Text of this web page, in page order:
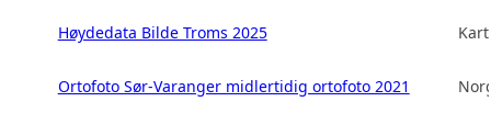
Høydedata Bilde Troms 2025
Ortofoto Sør-Varanger midlertidig ortofoto 2021